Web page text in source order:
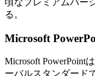
る。
Microsoft
Microsoft PowerPoint
ーバルスタンダード